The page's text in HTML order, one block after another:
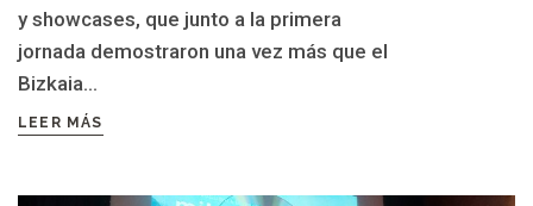
y showcases, que junto a la primera
jornada demostraron una vez más que el
Bizkaia...
LEER MÁS